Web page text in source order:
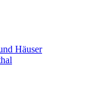
Häuser